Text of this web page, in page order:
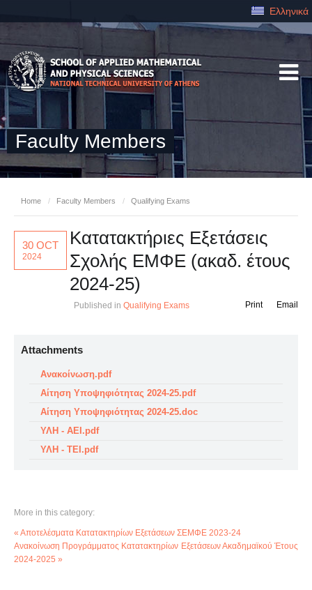
Ελληνικά
Faculty Members
Home / Faculty Members / Qualifying Exams
30 OCT
2024
Κατατακτήριες Εξετάσεις
Σχολής ΕΜΦΕ (ακαδ. έτους
2024-25)
Published in Qualifying Exams Email
Print
Attachments
Ανακοίνωση.pdf
Αίτηση Υποψηφιότητας 2024-25.pdf
Αίτηση Υποψηφιότητας 2024-25.doc
ΥΛΗ - ΑΕΙ.pdf
ΥΛΗ - ΤΕΙ.pdf
More in this category:
« Αποτελέσματα Κατατακτηρίων Εξετάσεων ΣΕΜΦΕ 2023-24
Ανακοίνωση Προγράμματος Κατατακτηρίων Εξετάσεων Ακαδημαϊκού Έτους
2024-2025 »